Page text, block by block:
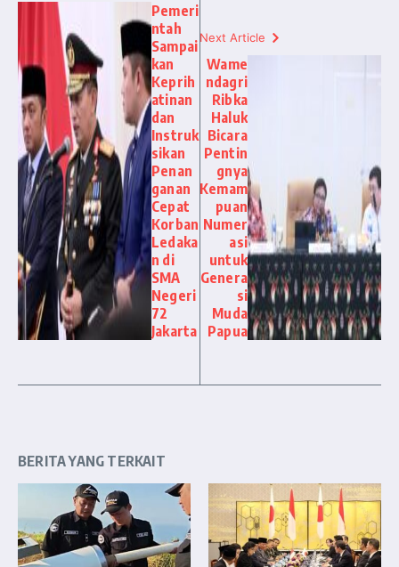
Pemeri
ntah
Sampai
kan
Keprih
atinan
dan
Instruk
sikan
Penan
ganan
Cepat
Korban
Ledaka
n di
SMA
Negeri
72
Jakarta
Next Article
Wame
ndagri
Ribka
Haluk
Bicara
Pentin
gnya
Kemam
puan
Numer
asi
untuk
Genera
si
Muda
Papua
BERITA YANG TERKAIT